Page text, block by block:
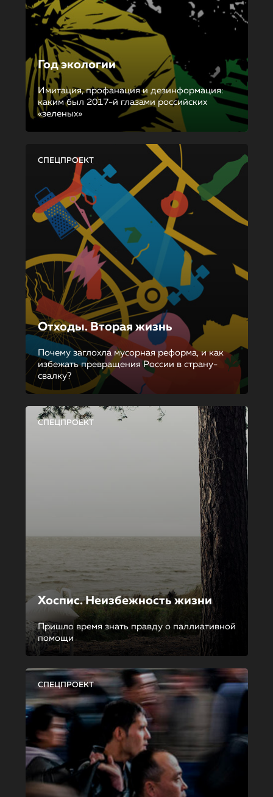
Год экологии
Имитация, профанация и дезинформация:
каким был 2017-й глазами российских
«зеленых»
СПЕЦПРОЕКТ
Отходы. Вторая жизнь
Почему заглохла мусорная реформа, и как
избежать превращения России в страну-
свалку?
СПЕЦПРОЕКТ
Хоспис. Неизбежность жизни
Пришло время знать правду о паллиативной
помощи
СПЕЦПРОЕКТ